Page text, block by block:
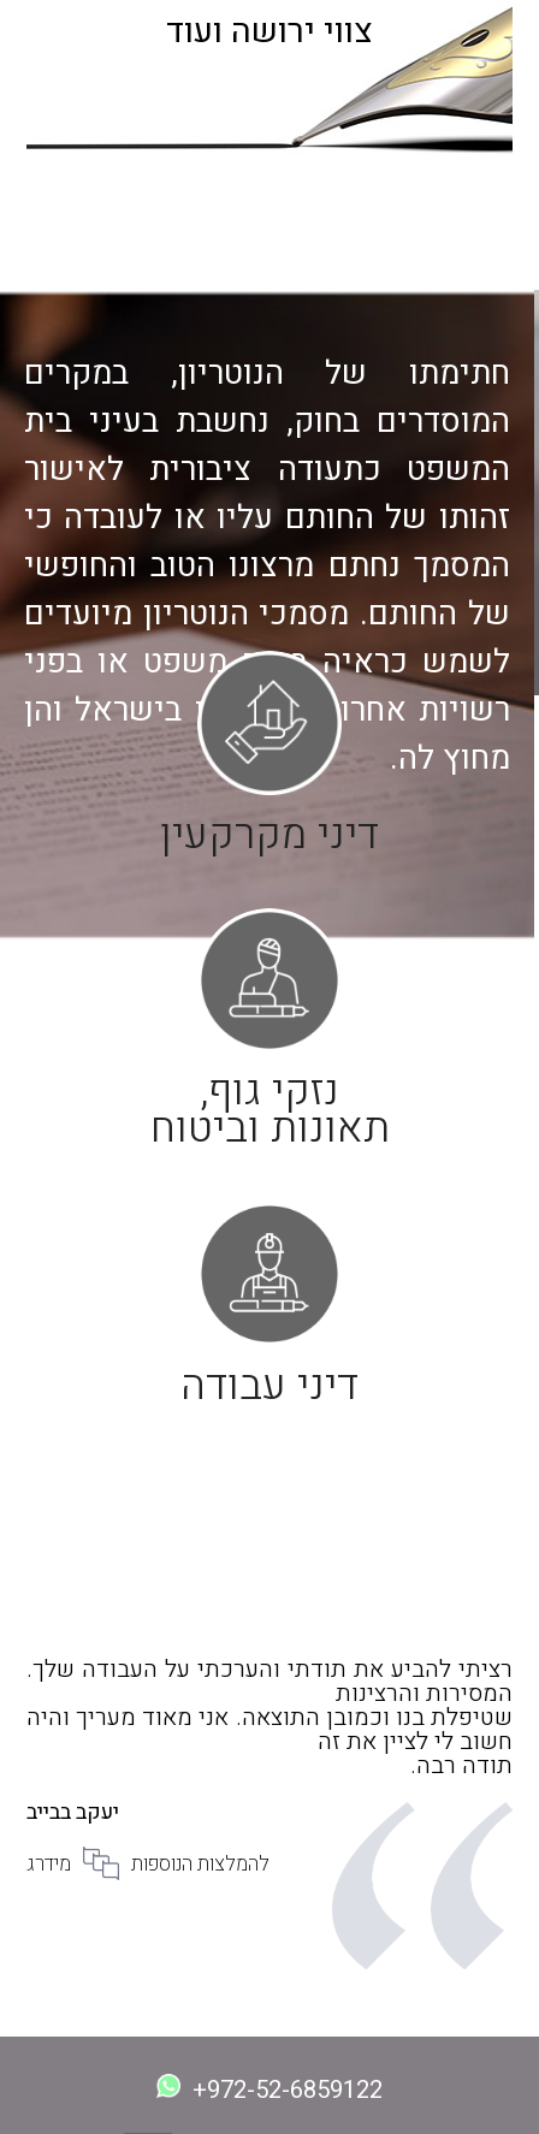
צווי ירושה ועוד
חתימתו של הנוטריון, במקרים
המוסדרים בחוק, נחשבת בעיני בית
המשפט כתעודה ציבורית לאישור
זהותו של החותם עליו או לעובדה כי
המסמך נחתם מרצונו הטוב והחופשי
של החותם. מסמכי הנוטריון מיועדים
לשמש כראיה בבתי משפט או בפני
רשויות אחרות, וזאת הן בישראל והן
מחוץ לה.
דיני מקרקעין
נזקי גוף,
תאונות וביטוח
דיני עבודה
רציתי להביע את תודתי והערכתי על העבודה שלך.
המסירות והרצינות
שטיפלת בנו וכמובן התוצאה. אני מאוד מעריך והיה
חשוב לי לציין את זה
תודה רבה.
יעקב בבייב
מידרג להמלצות הנוספות
+972-52-6859122